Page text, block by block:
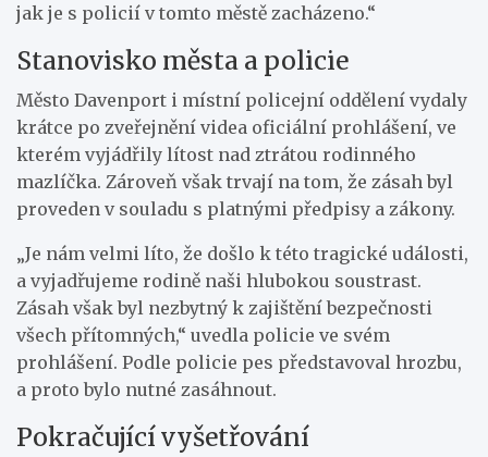
jak je s policií v tomto městě zacházeno.“
Stanovisko města a policie
Město Davenport i místní policejní oddělení vydaly
krátce po zveřejnění videa oficiální prohlášení, ve
kterém vyjádřily lítost nad ztrátou rodinného
mazlíčka. Zároveň však trvají na tom, že zásah byl
proveden v souladu s platnými předpisy a zákony.
„Je nám velmi líto, že došlo k této tragické události,
a vyjadřujeme rodině naši hlubokou soustrast.
Zásah však byl nezbytný k zajištění bezpečnosti
všech přítomných,“ uvedla policie ve svém
prohlášení. Podle policie pes představoval hrozbu,
a proto bylo nutné zasáhnout.
Pokračující vyšetřování